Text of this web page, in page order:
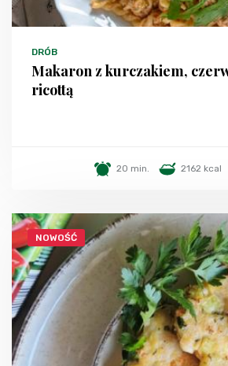
DRÓB
Makaron z kurczakiem,
ricottą
20 min. 2162 kcal
NOWOŚĆ